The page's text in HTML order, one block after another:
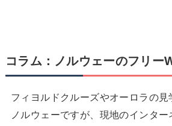
コラム：ノルウェーのフリー
フィヨルドクルーズやオーロラの見
ノルウェーですが、現地のインタ